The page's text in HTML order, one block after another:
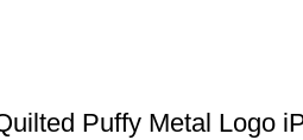
Puffy Metal Logo